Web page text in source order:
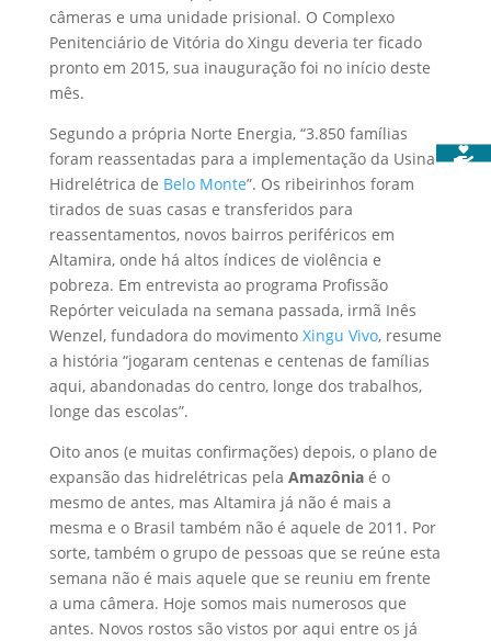
câmeras e uma unidade prisional. O Complexo
Penitenciário de Vitória do Xingu deveria ter ficado
pronto em 2015, sua inauguração foi no início deste
mês.
Segundo a própria Norte Energia, “3.850 famílias
foram reassentadas para a implementação da Usina
Hidrelétrica de Belo Monte”. Os ribeirinhos foram
tirados de suas casas e transferidos para
reassentamentos, novos bairros periféricos em
Altamira, onde há altos índices de violência e
pobreza. Em entrevista ao programa Profissão
Repórter veiculada na semana passada, irmã Inês
Wenzel, fundadora do movimento Xingu Vivo, resume
a história “jogaram centenas e centenas de famílias
aqui, abandonadas do centro, longe dos trabalhos,
longe das escolas”.
Oito anos (e muitas confirmações) depois, o plano de
expansão das hidrelétricas pela Amazôniaé o
mesmo de antes, mas Altamira já não é mais a
mesma e o Brasil também não é aquele de 2011. Por
sorte, também o grupo de pessoas que se reúne esta
semana não é mais aquele que se reuniu em frente
a uma câmera. Hoje somos mais numerosos que
antes. Novos rostos são vistos por aqui entre os já